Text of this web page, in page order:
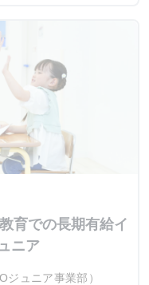
育での長期有給イ
ニア
ュニア事業部）